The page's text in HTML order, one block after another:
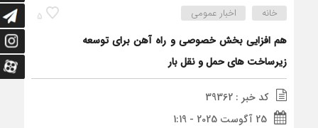
5 خانه اخبار عمومی
هم‌ افزایی بخش خصوصی و راه‌ آهن برای توسعه
زیرساخت‌ های حمل‌ و نقل بار
کد خبر : 39362
25 آگوست 2025 - 1:19